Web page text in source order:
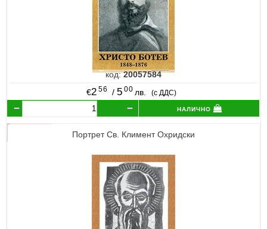
код:20057584
€2 56 / 5 00 лв. (с ДДС)
налично
Портрет Св. Климент Охридски